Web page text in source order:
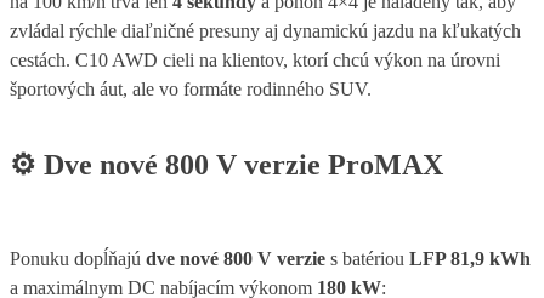
zvládal rýchle diaľničné presuny aj dynamickú jazdu na kľukatých
cestách. C10 AWD cieli na klientov, ktorí chcú výkon na úrovni
športových áut, ale vo formáte rodinného SUV.
⚙️ Dve nové 800 V verzie ProMAX
Ponuku dopĺňajú dve nové 800 V verzie s batériou LFP 81,9 kWh
a maximálnym DC nabíjacím výkonom 180 kW: